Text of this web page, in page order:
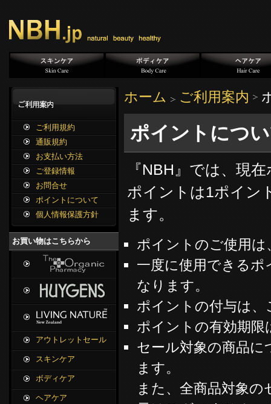
ホーム ご利用案内
ポイントにつ
『NBH』では、現
ポイントは1ポイン
ます。
ポイントのご使用は
一度に使用できるポ
なります。
ポイントの付与は
ポイントの有効期
セール対象の商品
ます。
また、全商品対象
ご利用規約
通販規約
お支払い方法
ご登録情報
お問合せ
ポイントについて
個人情報保護方針
お買い物はこちらから
アウトレットセール
スキンケア
ボディケア
ヘアケア